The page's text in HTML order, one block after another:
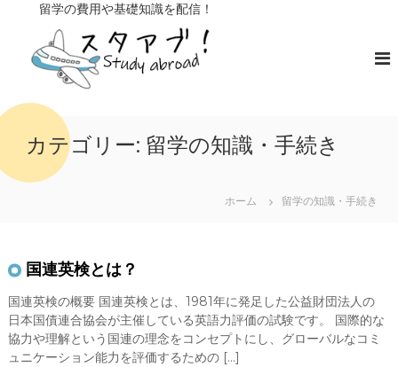
ス
プ
留学の費用や基礎知識を配信！
礎
知
配
カテゴリー: 留学の知識・手続き
ホーム 留学の知識・手続き
国連英検とは？
国連英検の概要 国連英検とは、1981年に発足した公益財団法人の
日本国債連合協会が主催している英語力評価の試験です。 国際的な
協力や理解という国連の理念をコンセプトにし、グローバルなコミ
ュニケーション能力を評価するための […]